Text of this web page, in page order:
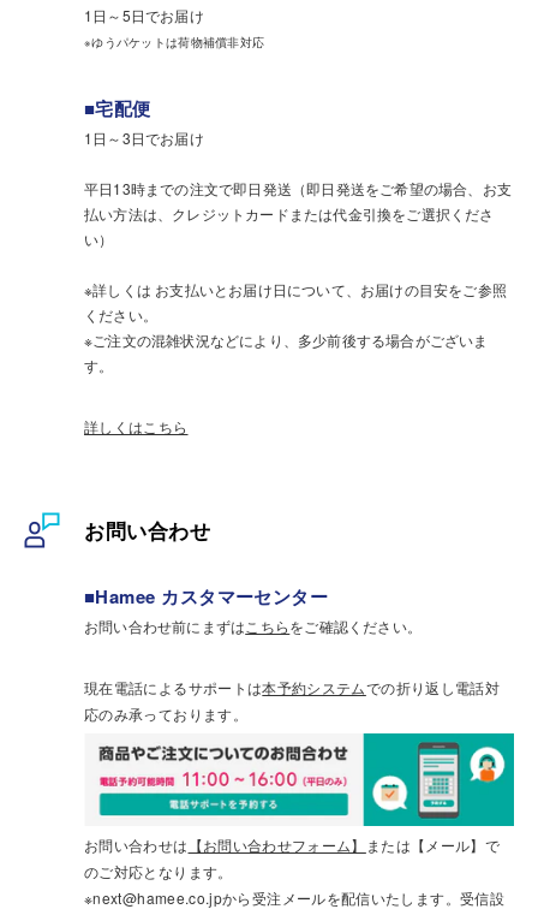
1日～5日でお届け
※ゆうパケットは荷物補償非対応
■宅配便
1日～3日でお届け
平日13時までの注文で即日発送（即日発送をご希望の場合、お支
払い方法は、クレジットカードまたは代金引換をご選択くださ
い）
※詳しくは お支払いとお届け日について、お届けの目安をご参照
ください。
※ご注文の混雑状況などにより、多少前後する場合がございま
す。
詳しくはこちら
お問い合わせ
■Hamee カスタマーセンター
お問い合わせ前にまずは こちらをご確認ください。
現在電話によるサポートは本予約システムでの折り返し電話対
応のみ承っております。
お問い合わせは 【お問い合わせフォーム】 または【メール】で
のご対応となります。
※next@hamee.co.jpから受注メールを配信いたします。受信設